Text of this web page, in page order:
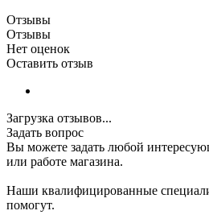
Отзывы
Отзывы
Нет оценок
Оставить отзыв
Загрузка отзывов...
Задать вопрос
Вы можете задать любой
или работе магазина.
Наши квалифицированные
помогут.